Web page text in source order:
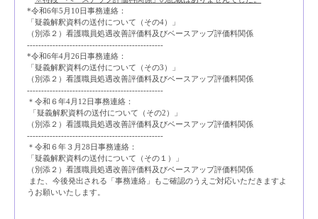
*令和6年5月10日事務連絡：
「疑義解釈資料の送付について（その4）」
（別添２）看護職員処遇改善評価料及びベースアップ評価料関係
------------------------------------------------
*令和6年4月26日事務連絡：
「疑義解釈資料の送付について（その3）」
（別添２）看護職員処遇改善評価料及びベースアップ評価料関係
------------------------------------------------
＊令和６年4月12日事務連絡：
「疑義解釈資料の送付について（その2）」
（別添２）看護職員処遇改善評価料及びベースアップ評価料関係
------------------------------------------------
＊令和６年３月28日事務連絡：
「疑義解釈資料の送付について（その１）」
（別添２）看護職員処遇改善評価料及びベースアップ評価料関係
また、今後発出される「事務連絡」もご確認のうえご対応いただきますよ
うお願いいたします。